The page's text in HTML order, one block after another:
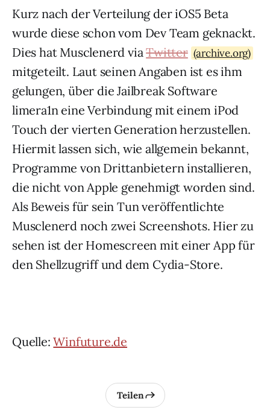
Kurz nach der Verteilung der iOS5 Beta
wurde diese schon vom Dev Team geknackt.
Dies hat Musclenerd viaTwitter (archive.org)
mitgeteilt. Laut seinen Angaben ist es ihm
gelungen, über die Jailbreak Software
limera1n eine Verbindung mit einem iPod
Touch der vierten Generation herzustellen.
Hiermit lassen sich, wie allgemein bekannt,
Programme von Drittanbietern installieren,
die nicht von Apple genehmigt worden sind.
Als Beweis für sein Tun veröffentlichte
Musclenerd noch zwei Screenshots. Hier zu
sehen ist der Homescreen mit einer App für
den Shellzugriff und dem Cydia-Store.
Quelle:Winfuture.de
Teilen